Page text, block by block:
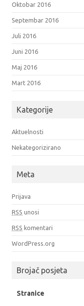
Oktobar 2016
Septembar 2016
Juli 2016
Juni 2016
Maj 2016
Mart 2016
Kategorije
Aktuelnosti
Nekategorizirano
Meta
Prijava
RSS unosi
RSS komentari
WordPress.org
Brojač posjeta
Stranice